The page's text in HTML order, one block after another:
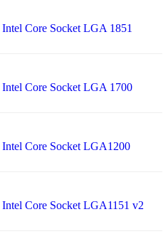
Core Socket LGA 1851
Core Socket LGA 1700
Core Socket LGA1200
Core Socket LGA1151 v2